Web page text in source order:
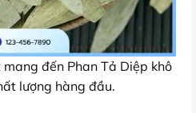
đến Phan Tả Diệp khô
lượng hàng đầu.